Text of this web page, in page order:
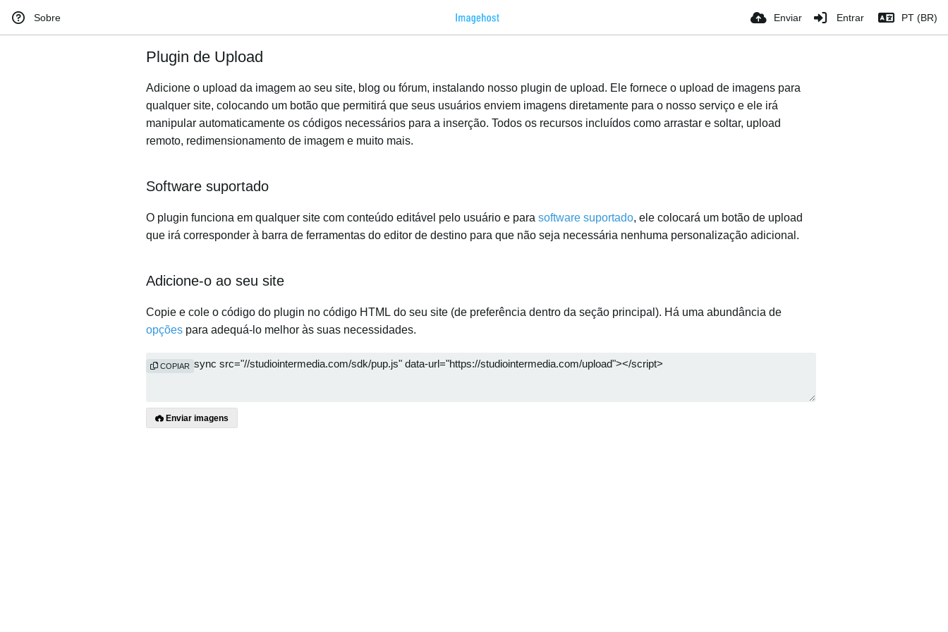
Sobre Enviar Entrar PT (BR)
Plugin de Upload
Adicione o upload da imagem ao seu site, blog ou fórum, instalando nosso plugin de upload. Ele fornece o upload de imagens para
qualquer site, colocando um botão que permitirá que seus usuários enviem imagens diretamente para o nosso serviço e ele irá
manipular automaticamente os códigos necessários para a inserção. Todos os recursos incluídos como arrastar e soltar, upload
remoto, redimensionamento de imagem e muito mais.
Software suportado
O plugin funciona em qualquer site com conteúdo editável pelo usuário e para software suportado, ele colocará um botão de upload
que irá corresponder à barra de ferramentas do editor de destino para que não seja necessária nenhuma personalização adicional.
Adicione-o ao seu site
Copie e cole o código do plugin no código HTML do seu site (de preferência dentro da seção principal). Há uma abundância de
opções para adequá-lo melhor às suas necessidades.
COPIAR
Enviar imagens